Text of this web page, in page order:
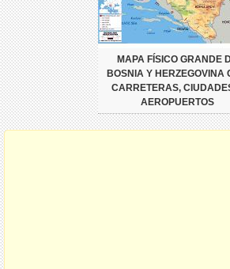
MAPA FÍSICO GRANDE
BOSNIA Y HERZEGOVINA
CARRETERAS,
AEROPUERTOS